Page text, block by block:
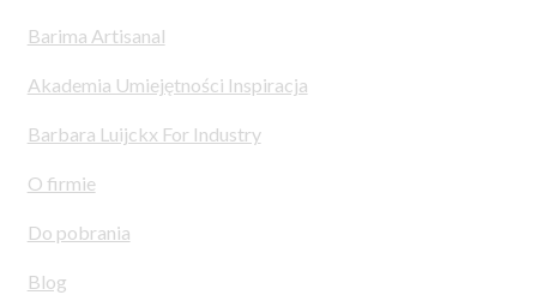
Barima Artisanal
Akademia Umiejętności Inspiracja
Barbara Luijckx For Industry
O firmie
Do pobrania
Blog